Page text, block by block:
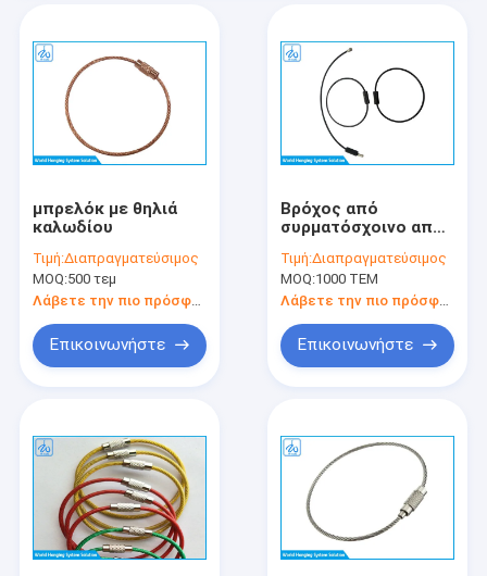
μπρελόκ με θηλιά
καλωδίου
Τιμή:Διαπραγματεύσιμος
MOQ:500 τεμ
Λάβετε την πιο πρόσφατη τιμή
Επικοινωνήστε
Βρόχος από
συρματόσχοινο από
με επίστρωση PVC
για κρέμαση
ετικετών
αποσκευών
Τιμή:Διαπραγματεύσιμος
MOQ:1000 ΤΕΜ
Επικοινωνήστε